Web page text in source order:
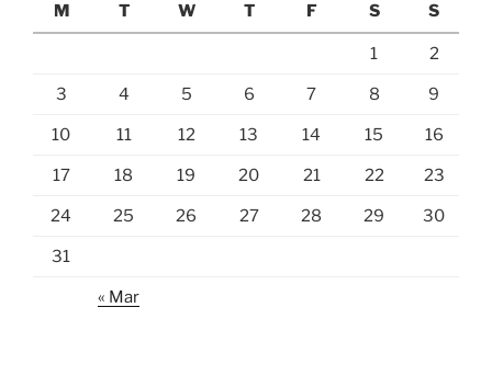
M
T W T F S S
1 2
3 4 5 6 7 8 9
10 11 12 13 14 15 16
17 18 19 20 21 22 23
24 25 26 27 28 29 30
31
« Mar